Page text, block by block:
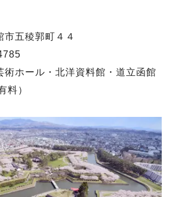
市五稜郭町４４
術ホール・北洋資料館・道立函館
料）